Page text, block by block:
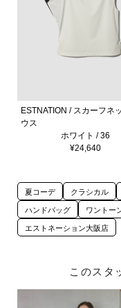
ESTNATION / スカーフネ
ウス
ホワイト / 36
¥24,640
夏コーデ クラシカル
ハンドバッグ ワントー
エストネーション大阪店
このスタ